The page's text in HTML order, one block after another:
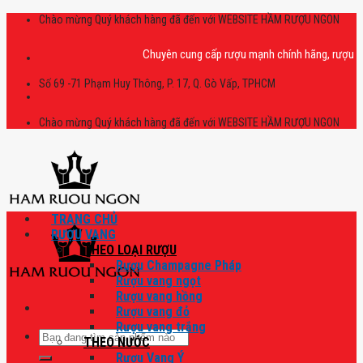
Skip
Chào mừng Quý khách hàng đã đến với WEBSITE HẦM RƯỢU NGON
Chuyên cung cấp rượu mạnh chính hãng, rượu
Số 69 -71 Phạm Huy Thông, P. 17, Q. Gò Vấp, TPHCM
Chào mừng Quý khách hàng đã đến với WEBSITE HẦM RƯỢU NGON
Tìm
kiếm:
TRANG CHỦ
RƯỢU VANG
THEO LOẠI RƯỢU
Rượu Champagne Pháp
Rượu vang ngọt
Rượu vang hồng
Rượu vang đỏ
Rượu vang trắng
THEO NƯỚC
Rượu Vang Ý